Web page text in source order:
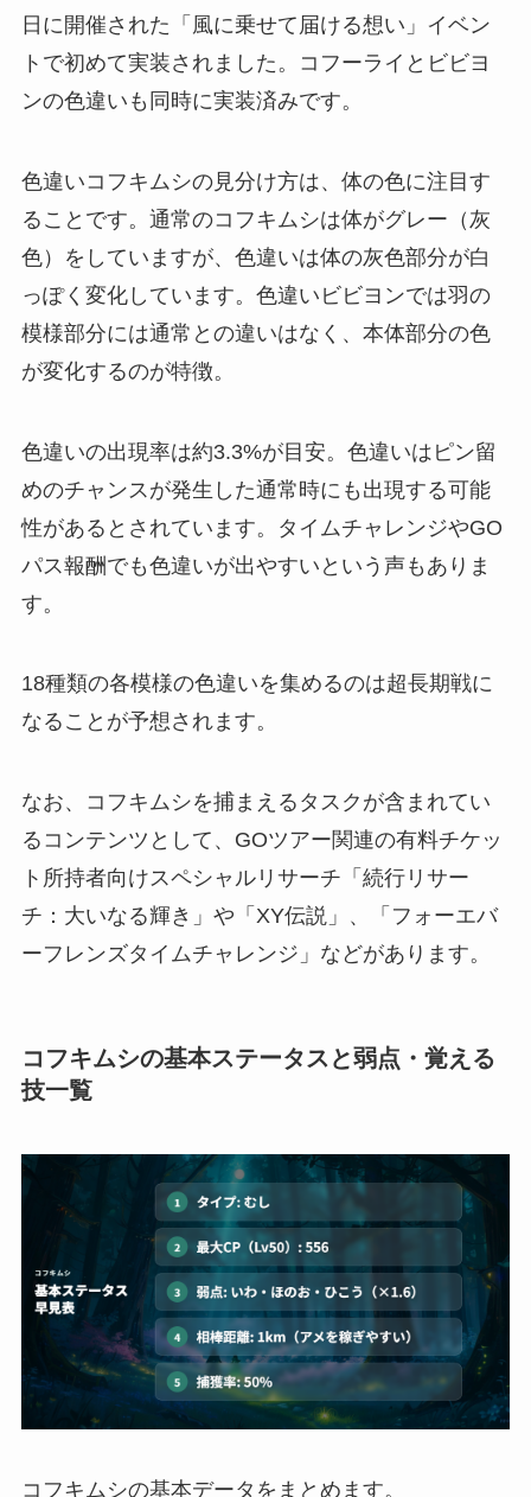
日に開催された「風に乗せて届ける想い」イベン
トで初めて実装されました。コフーライとビビヨ
ンの色違いも同時に実装済みです。
色違いコフキムシの見分け方は、体の色に注目す
ることです。通常のコフキムシは体がグレー（灰
色）をしていますが、色違いは体の灰色部分が白
っぽく変化しています。色違いビビヨンでは羽の
模様部分には通常との違いはなく、本体部分の色
が変化するのが特徴。
色違いの出現率は約3.3%が目安。色違いはピン留
めのチャンスが発生した通常時にも出現する可能
性があるとされています。タイムチャレンジやGO
パス報酬でも色違いが出やすいという声もありま
す。
18種類の各模様の色違いを集めるのは超長期戦に
なることが予想されます。
なお、コフキムシを捕まえるタスクが含まれてい
るコンテンツとして、GOツアー関連の有料チケッ
ト所持者向けスペシャルリサーチ「続行リサー
チ：大いなる輝き」や「XY伝説」、「フォーエバ
ーフレンズタイムチャレンジ」などがあります。
コフキムシの基本ステータスと弱点・覚える
技一覧
コフキムシの基本データをまとめます。